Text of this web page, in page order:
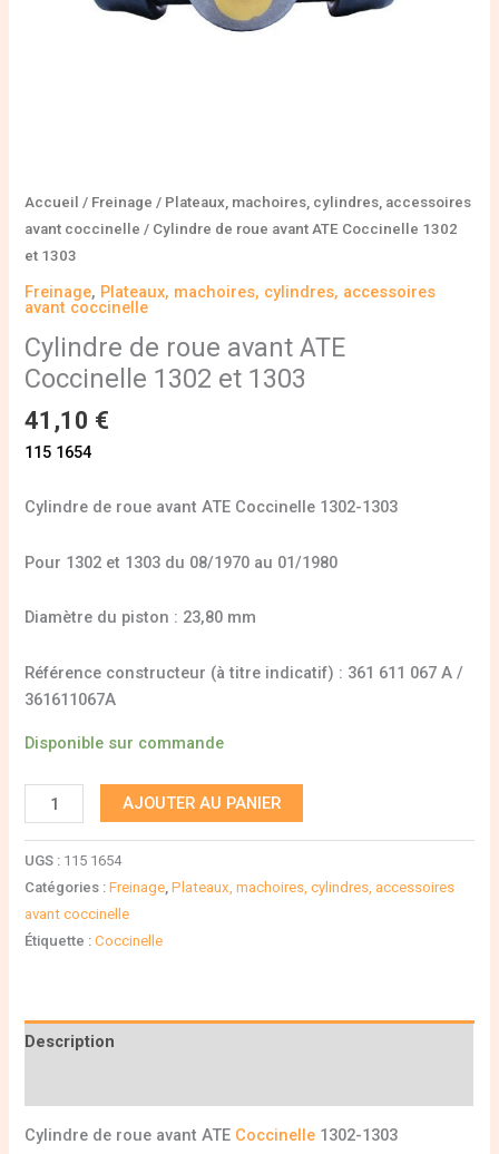
Accueil / Freinage / Plateaux, machoires, cylindres, accessoires
avant coccinelle / Cylindre de roue avant ATE Coccinelle 1302
et 1303
Freinage, Plateaux, machoires, cylindres, accessoires
avant coccinelle
Cylindre de roue avant ATE
Coccinelle 1302 et 1303
41,10 €
115 1654
Cylindre de roue avant ATE Coccinelle 1302-1303
Pour 1302 et 1303 du 08/1970 au 01/1980
Diamètre du piston : 23,80 mm
Référence constructeur (à titre indicatif) : 361 611 067 A /
361611067A
Disponible sur commande
AJOUTER AU PANIER
UGS : 115 1654
Catégories :Freinage,Plateaux, machoires, cylindres, accessoires
avant coccinelle
Étiquette :Coccinelle
Description
Cylindre de roue avant ATE Coccinelle 1302-1303